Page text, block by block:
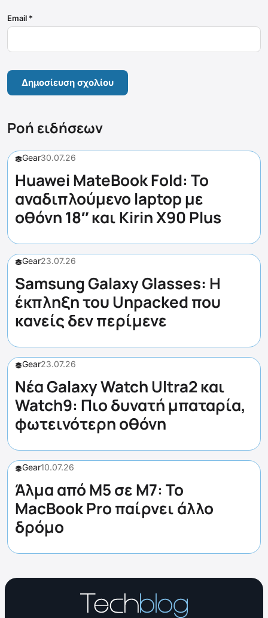
Email *
Ροή ειδήσεων
Gear30.07.26
Huawei MateBook Fold: Το
αναδιπλούμενο laptop με
οθόνη 18″ και Kirin X90 Plus
Gear23.07.26
Samsung Galaxy Glasses: Η
έκπληξη του Unpacked που
κανείς δεν περίμενε
Gear23.07.26
Νέα Galaxy Watch Ultra2 και
Watch9: Πιο δυνατή μπαταρία,
φωτεινότερη οθόνη
Gear10.07.26
Άλμα από M5 σε M7: Το
MacBook Pro παίρνει άλλο
δρόμο